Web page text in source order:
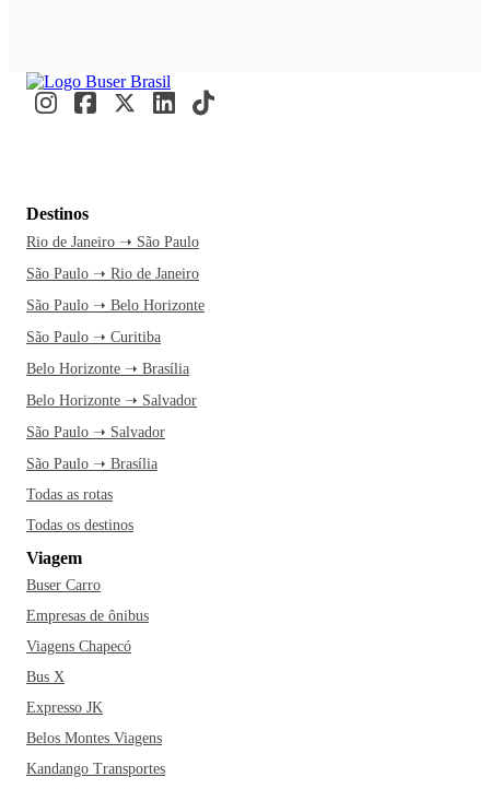
Destinos
Rio de Janeiro ➝ São Paulo
São Paulo ➝ Rio de Janeiro
São Paulo ➝ Belo Horizonte
São Paulo ➝ Curitiba
Belo Horizonte ➝ Brasília
Belo Horizonte ➝ Salvador
São Paulo ➝ Salvador
São Paulo ➝ Brasília
Todas as rotas
Todas os destinos
Viagem
Buser Carro
Empresas de ônibus
Viagens Chapecó
Bus X
Expresso JK
Belos Montes Viagens
Kandango Transportes